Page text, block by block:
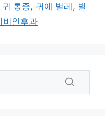
귀 통증, 귀에 벌레 , 벌
비인후과